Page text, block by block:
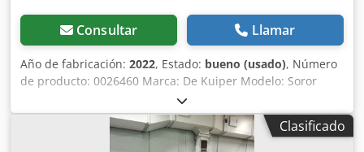
Consultar Llamar
Año de fabricación: 2022, Estado: bueno (usado), Número
de producto: 0026460 Marca: De Kuiper Modelo: Soror
Categoría del producto: Freidoras Longitud: 2700 mm
Anchura: 920 mm Altura: 1800 mm Tensión de conexión
(V): 400 Potencia (W): 47150 Cedpfx Ajzbmptshkjrf Año de
fabricación: 2022 Equipado con sistema de filtrado de
Clasificado